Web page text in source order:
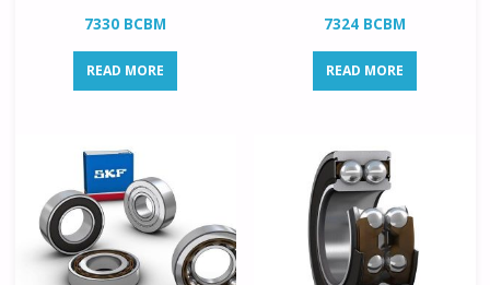
7330 BCBM
READ MORE
7324 BCBM
READ MORE